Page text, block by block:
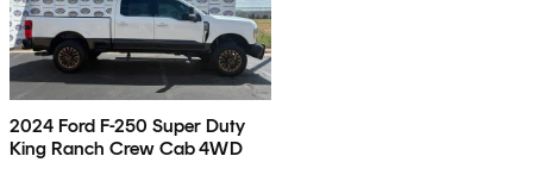
2024 Ford F-250 Super Duty
King Ranch Crew Cab 4WD